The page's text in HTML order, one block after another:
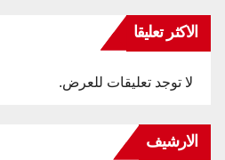
الاكثر تعليقا
لا توجد تعليقات للعرض.
الارشيف